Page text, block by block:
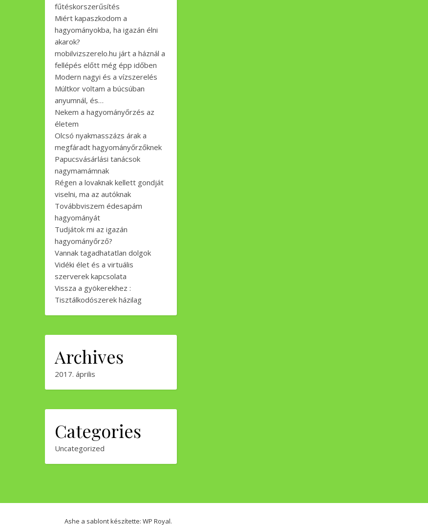
fűtéskorszerűsítés
Miért kapaszkodom a
hagyományokba, ha igazán élni
akarok?
mobilvizszerelo.hu járt a háznál a
fellépés előtt még épp időben
Modern nagyi és a vízszerelés
Múltkor voltam a búcsúban
anyumnál, és…
Nekem a hagyományőrzés az
életem
Olcsó nyakmasszázs árak a
megfáradt hagyományőrzőknek
Papucsvásárlási tanácsok
nagymamámnak
Régen a lovaknak kellett gondját
viselni, ma az autóknak
Továbbviszem édesapám
hagyományát
Tudjátok mi az igazán
hagyományőrző?
Vannak tagadhatatlan dolgok
Vidéki élet és a virtuális
szerverek kapcsolata
Vissza a gyökerekhez :
Tisztálkodószerek házilag
Archives
2017. április
Categories
Uncategorized
Ashe a sablont készítette: WP Royal.